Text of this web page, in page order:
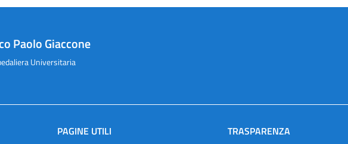
Paolo Giaccone
Universitaria
PAGINE UTILI
TRASPARENZA